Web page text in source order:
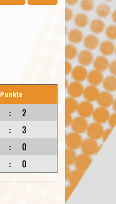
Punkte
:
2
:
3
:
0
: 0